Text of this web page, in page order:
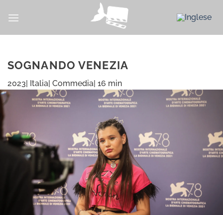
SOGNANDO VENEZIA
2023| Italia| Commedia| 16 min